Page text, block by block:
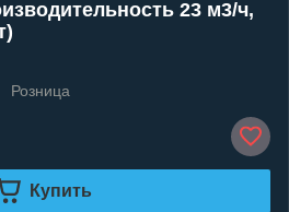
23 м3/ч,
Розница
Купить